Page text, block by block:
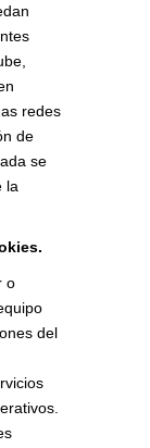
redes
de
se
la
o
del